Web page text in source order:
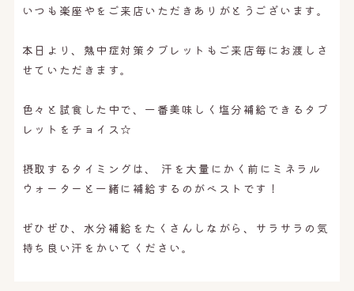
いつも楽座やをご来店いただきありがとうございます。
本日より、熱中症対策タブレットもご来店毎にお渡しさ
せていただきます。
色々と試食した中で、一番美味しく塩分補給できるタブ
レットをチョイス☆
摂取するタイミングは、 汗を大量にかく前にミネラル
ウォーターと一緒に補給するのがベストです！
ぜひぜひ、水分補給をたくさんしながら、サラサラの気
持ち良い汗をかいてください。